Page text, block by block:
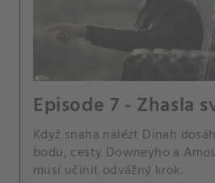
Episode 7 - Zhasla
Když snaha nalézt Dinah
bodu, cesty Downeyho a
musí učinit odvážný krok.